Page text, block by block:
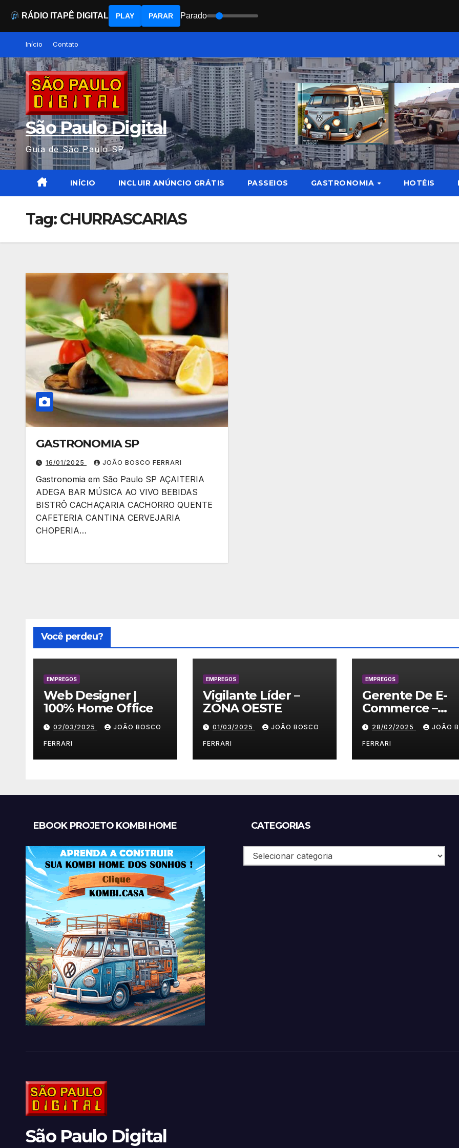
content
Início Contato
São Paulo Digital
Guia de São Paulo SP
INÍCIO INCLUIR ANÚNCIO GRÁTIS PASSEIOS GASTRONOMIA HOTÉIS
Tag:CHURRASCARIAS
GASTRONOMIA SP
16/01/2025 JOÃO BOSCO FERRARI
Gastronomia em São Paulo SP AÇAITERIA
ADEGA BAR MÚSICA AO VIVO BEBIDAS
BISTRÔ CACHAÇARIA CACHORRO QUENTE
CAFETERIA CANTINA CERVEJARIA
CHOPERIA…
Você perdeu?
EMPREGOS
Web Designer |
100% Home Office
02/03/2025 JOÃO BOSCO
FERRARI
EMPREGOS
Vigilante Líder –
ZONA OESTE
01/03/2025 JOÃO BOSCO
FERRARI
EMPREGOS
Gerente De E-
Commerce –
Vestuário/
SP28/02/2025 JOÃO
FERRARI
EBOOK PROJETO KOMBI HOME CATEGORIAS
Categorias
São Paulo Digital
RÁDIO ITAPÊ DIGITAL PLAY PARAR Parado